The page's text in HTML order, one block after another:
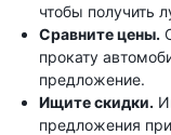
чтобы получить
Сравните цены.
прокату
предложение.
Ищите скидки.
предложения